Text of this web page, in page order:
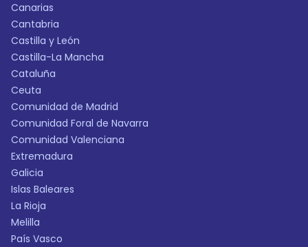
Canarias
Cantabria
Castilla y León
Castilla-La Mancha
Cataluña
Ceuta
Comunidad de Madrid
Comunidad Foral de Navarra
Comunidad Valenciana
Extremadura
Galicia
Islas Baleares
La Rioja
Melilla
País Vasco